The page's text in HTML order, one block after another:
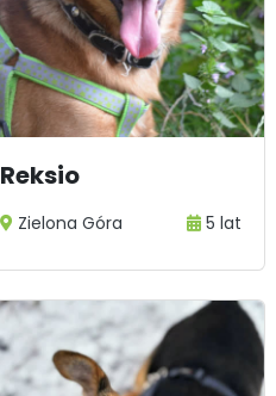
Reksio
Zielona Góra 5 lat